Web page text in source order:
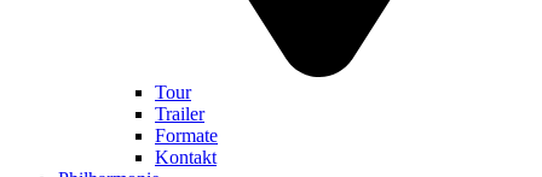
Tour
Trailer
Formate
Kontakt